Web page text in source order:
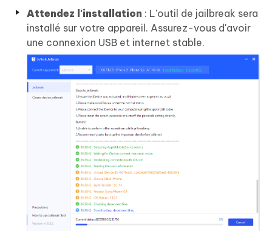
Attendez l'installation : L'outil de jailbreak sera
installé sur votre appareil. Assurez-vous d'avoir
une connexion USB et internet stable.